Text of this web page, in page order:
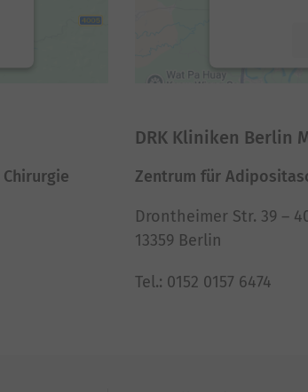
DRK Kliniken Berlin
Zentrum für
Drontheimer Str. 39 –
13359 Berlin
Tel.: 0152 0157 6474